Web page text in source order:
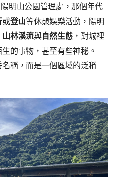
明山公園管理處，那個年代
或登山等休憩娛樂活動，陽明
山林溪流與自然生態 ，對城裡
的事物，甚至有些神秘。
名稱，而是一個區域的泛稱